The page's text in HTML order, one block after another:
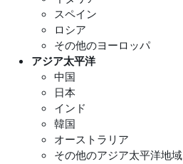
スペイン
ロシア
その他のヨーロッパ
アジア太平洋
中国
日本
インド
韓国
オーストラリア
その他のアジア太平洋地域